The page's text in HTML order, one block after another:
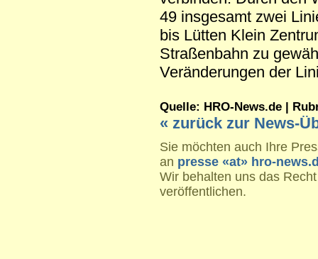
49 insgesamt zwei
bis Lütten Klein
Straßenbahn zu
Veränderungen der
Quelle: HRO-News.de |
« zurück zur News-
Sie möchten auch Ihre
an presse «at» hro-
Wir behalten uns das
veröffentlichen.